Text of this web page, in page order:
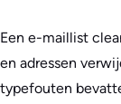
Een e-maillist
en adressen
typefouten